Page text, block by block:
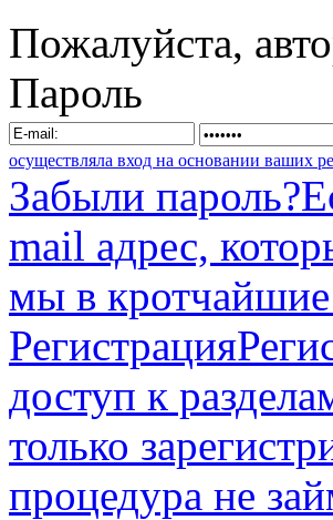
Пожалуйста,
Пароль
осуществляла вход на основании ваших
Забыли пароль?
mail адрес,
мы в
Регистрация
доступ к
только
процедура не